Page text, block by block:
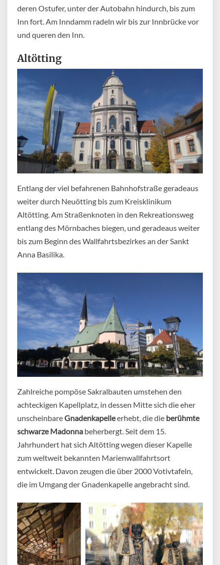
deren Ostufer, unter der Autobahn hindurch, bis zum
Inn fort. Am Inndamm radeln wir bis zur Innbrücke vor
und queren den Inn.
Altötting
Entlang der viel befahrenen Bahnhofstraße geradeaus
weiter durch Neuötting bis zum Kreisklinikum
Altötting. Am Straßenknoten in den Rekreationsweg
entlang des Mörnbaches biegen, und geradeaus weiter
bis zum Beginn des Wallfahrtsbezirkes an der Sankt
Anna Basilika.
Zahlreiche pompöse Sakralbauten umstehen den
achteckigen Kapellplatz, in dessen Mitte sich die eher
unscheinbareGnadenkapelleerhebt, die die berühmte
schwarze Madonna beherbergt. Seit dem 15.
Jahrhundert hat sich Altötting wegen dieser Kapelle
zum weltweit bekannten Marienwallfahrtsort
entwickelt. Davon zeugen die über 2000 Votivtafeln,
die im Umgang der Gnadenkapelle angebracht sind.